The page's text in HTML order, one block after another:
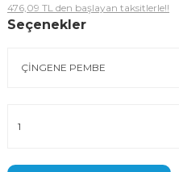
476,09 TL den başlayan taksitlerle!!
Seçenekler